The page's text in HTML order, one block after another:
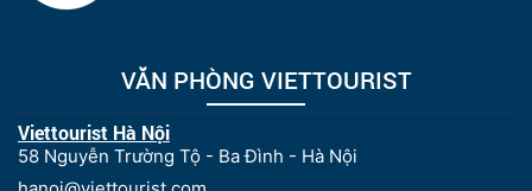
VĂN PHÒNG VIETTOURIST
Viettourist Hà Nội
58 Nguyễn Trường Tộ - Ba Đình - Hà Nội